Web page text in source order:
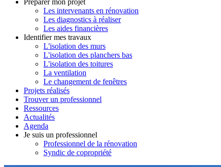
Préparer mon projet
Les intervenants en rénovation
Les diagnostics à réaliser
Les aides financières
Identifier mes travaux
L'isolation des murs
L'isolation des planchers bas
L'isolation des toitures
La ventilation
Le changement de fenêtres
Projets réalisés
Trouver un professionnel
Ressources
Actualités
Agenda
Je suis un professionnel
Professionnel de la rénovation
Syndic de copropriété